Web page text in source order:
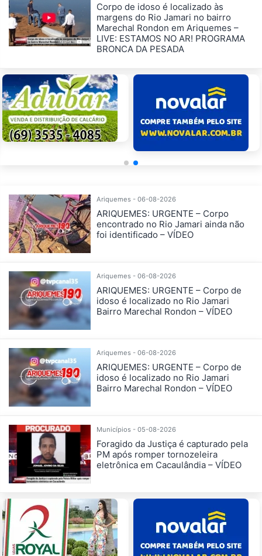
Corpo de idoso é localizado às
margens do Rio Jamari no bairro
Marechal Rondon em Ariquemes –
LIVE: ESTAMOS NO AR! PROGRAMA
BRONCA DA PESADA
Ariquemes - 06-08-2026
ARIQUEMES: URGENTE – Corpo
encontrado no Rio Jamari ainda não
foi identificado – VÍDEO
Ariquemes - 06-08-2026
ARIQUEMES: URGENTE – Corpo de
idoso é localizado no Rio Jamari
Bairro Marechal Rondon – VÍDEO
Ariquemes - 06-08-2026
ARIQUEMES: URGENTE – Corpo de
idoso é localizado no Rio Jamari
Bairro Marechal Rondon – VÍDEO
Municípios - 05-08-2026
Foragido da Justiça é capturado pela
PM após romper tornozeleira
eletrônica em Cacaulândia – VÍDEO